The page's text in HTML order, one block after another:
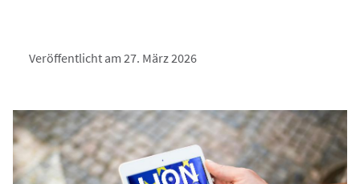
Veröffentlicht am 27. März 2026